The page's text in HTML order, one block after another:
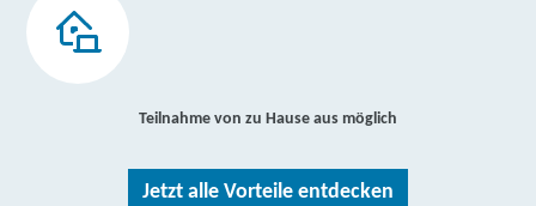
Teilnahme von zu Hause aus möglich
Jetzt alle Vorteile entdecken